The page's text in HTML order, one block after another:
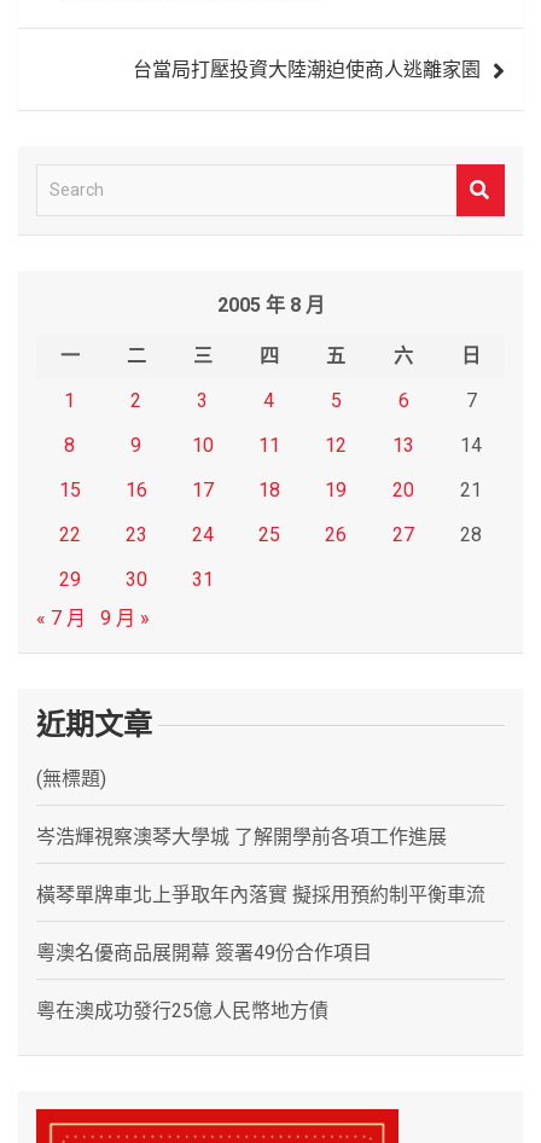
台當局打壓投資大陸潮迫使商人逃離家園
e
2005 年 8 月
一 二 三 四 五 六
日
1
2 3 4 5 6
7
8
9 10 11 12 13
14
15
16 17 18 19 20
21
22
23 24 25 26 27
28
29
30
31
« 7 月
9 月 »
近期文章
(無標題)
岑浩輝視察澳琴大學城 了解開學前各項工作進展
橫琴單牌車北上爭取年內落實 擬採用預約制平衡車流
粵澳名優商品展開幕 簽署49份合作項目
粵在澳成功發行25億人民幣地方債